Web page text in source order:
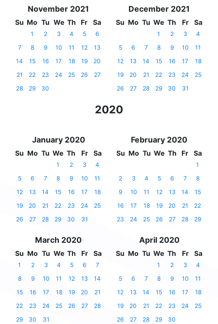
November 2021
Su Mo Tu We Th Fr Sa
1 2 3 4 5
6
7
8 9 10 11 12
13
14
15 16 17 18 19
20
21
22 23 24 25 26
27
28
29 30
December 2021
Su Mo Tu We Th Fr Sa
1 2 3
4
5
6 7 8 9 10
11
12
13 14 15 16 17
18
19
20 21 22 23 24
25
26
27 28 29 30 31
2020
January 2020
Su Mo Tu We Th Fr Sa
1 2 3
4
5
6 7 8 9 10
11
12
13 14 15 16 17
18
19
20 21 22 23 24
25
26
27 28 29 30 31
February 2020
Su Mo Tu We Th Fr Sa
1
2
3 4 5 6 7
8
9
10 11 12 13 14
15
16
17 18 19 20 21
22
23
24 25 26 27 28 29
March 2020
Su Mo Tu We Th Fr Sa
1 2 3 4 5 6
7
8
9 10 11 12 13
14
15
16 17 18 19 20
21
22
23 24 25 26 27
28
29
30 31
April 2020
Su Mo Tu We Th Fr Sa
1 2 3
4
5
6 7 8 9 10
11
12
13 14 15 16 17
18
19
20 21 22 23 24
25
26
27 28 29 30